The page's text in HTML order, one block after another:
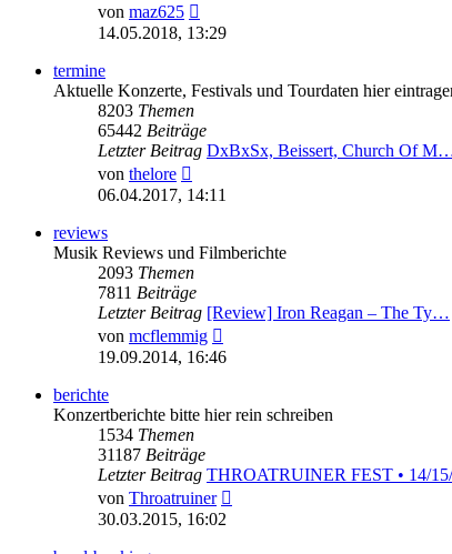
von maz625
Beitrag
14.05.2018, 13:29
termine
Aktuelle Konzerte, Festivals und Tourdaten hier
8203 Themen
65442 Beiträge
Letzter Beitrag DxBxSx, Beissert, Church Of
von thelore
Beitrag
06.04.2017, 14:11
reviews
Musik Reviews und Filmberichte
2093 Themen
7811 Beiträge
Letzter Beitrag [Review] Iron Reagan – The Ty…
von mcflemmig
Beitrag
19.09.2014, 16:46
berichte
Konzertberichte bitte hier rein schreiben
1534 Themen
31187 Beiträge
Letzter Beitrag THROATRUINER FEST • 14/
von Throatruiner
30.03.2015, 16:02